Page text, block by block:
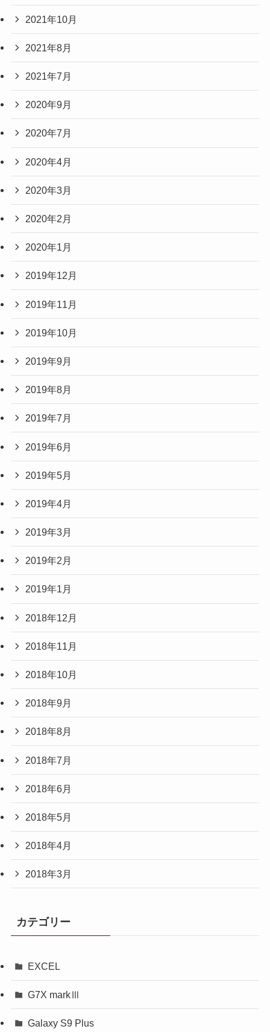
2021年10月
2021年8月
2021年7月
2020年9月
2020年7月
2020年4月
2020年3月
2020年2月
2020年1月
2019年12月
2019年11月
2019年10月
2019年9月
2019年8月
2019年7月
2019年6月
2019年5月
2019年4月
2019年3月
2019年2月
2019年1月
2018年12月
2018年11月
2018年10月
2018年9月
2018年8月
2018年7月
2018年6月
2018年5月
2018年4月
2018年3月
カテゴリー
EXCEL
G7X markⅢ
Galaxy S9 Plus